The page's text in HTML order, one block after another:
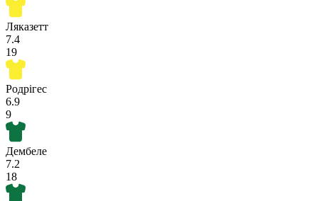
Ляказетт
7.4
19
Родрігес
6.9
9
Дембеле
7.2
18